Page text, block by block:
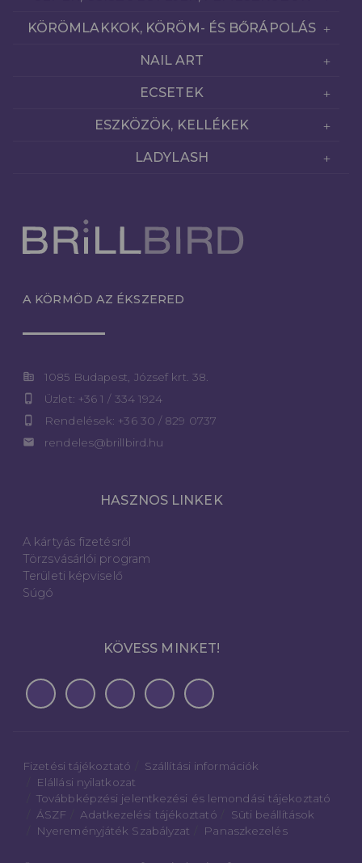
KÖRÖMLAKKOK, KÖRÖM- ÉS BŐRÁPOLÁS
NAIL ART
ECSETEK
ESZKÖZÖK, KELLÉKEK
LADYLASH
A KÖRMÖD AZ ÉKSZERED
corporate_fare 1085 Budapest, József krt. 38.
phone_iphone Üzlet: +36 1 / 334 1924
phone_iphone Rendelések: +36 30 / 829 0737
email rendeles@brillbird.hu
HASZNOS LINKEK
A kártyás fizetésről
Törzsvásárlói program
Területi képviselő
Súgó
KÖVESS MINKET!
Fizetési tájékoztató
Szállítási információk
Elállási nyilatkozat
Továbbképzési jelentkezési és lemondási tájekoztató
ÁSZF
Adatkezelési tájékoztató
Süti beállítások
Nyereményjáték Szabályzat
Panaszkezelés